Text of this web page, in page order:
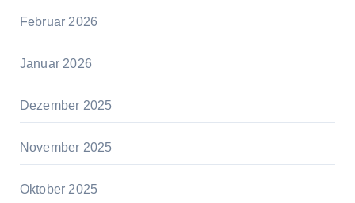
Februar 2026
Januar 2026
Dezember 2025
November 2025
Oktober 2025